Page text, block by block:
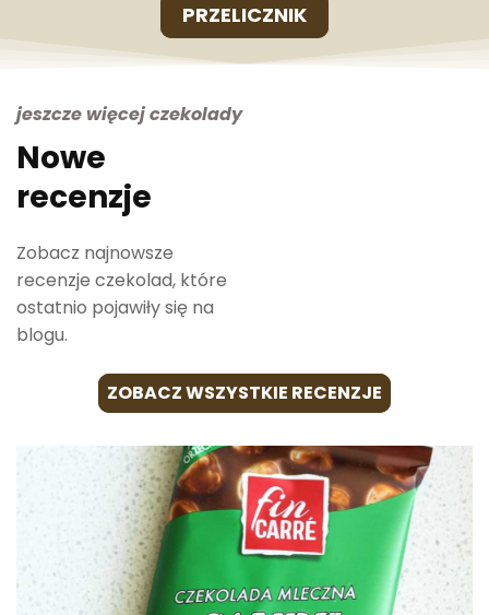
PRZELICZNIK
jeszcze więcej czekolady
Nowe
recenzje
Zobacz najnowsze
recenzje czekolad, które
ostatnio pojawiły się na
blogu.
ZOBACZ WSZYSTKIE RECENZJE